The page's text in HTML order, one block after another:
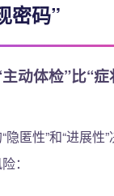
密码”
动体检”比“
隐匿性”和“进展性
：